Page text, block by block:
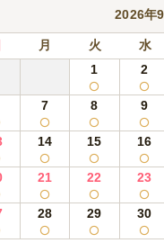
イボール缶 350ml 10本/こだ
いお茶 缶 340ml 5本/サント
2026年9
月 火 水
1
2
7 8 9
14 15 16
21 22 23
28 29 30